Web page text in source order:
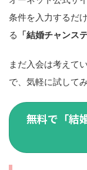
条件を入力するだ
る 「結婚チャンス
まだ入会は考えて
で、気軽に試して
無料で「結